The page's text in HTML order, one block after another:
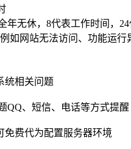
年无休，8代表工作时间，
如网站无法访问、功能运行
统相关问题
QQ、短信、电话等方式提醒
免费代为配置服务器环境